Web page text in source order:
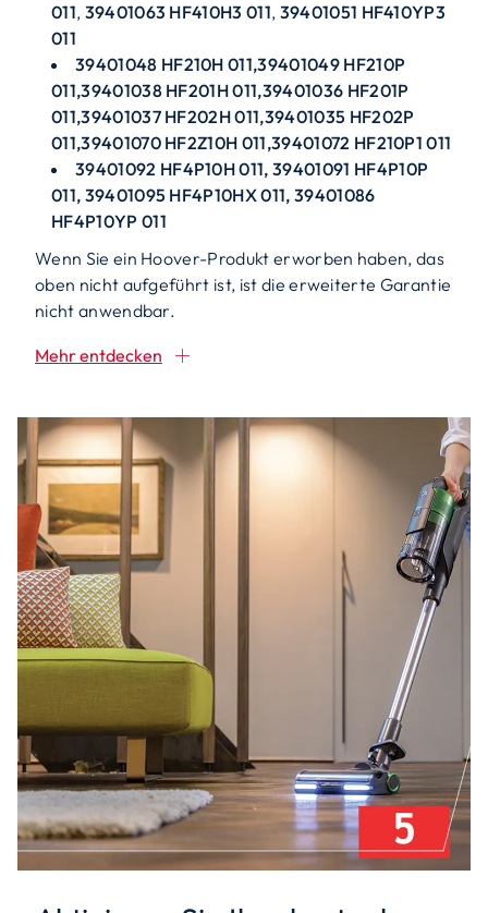
011, 39401063 HF410H3 011, 39401051 HF410YP3
011
39401048 HF210H 011,39401049 HF210P
011,39401038 HF201H 011,39401036 HF201P
011,39401037 HF202H 011,39401035 HF202P
011,39401070 HF2Z10H 011,39401072 HF210P1 011
39401092 HF4P10H 011, 39401091 HF4P10P
011, 39401095 HF4P10HX 011, 39401086
HF4P10YP 011
Wenn Sie ein Hoover-Produkt erworben haben, das
oben nicht aufgeführt ist, ist die erweiterte Garantie
nicht anwendbar.
Mehr entdecken